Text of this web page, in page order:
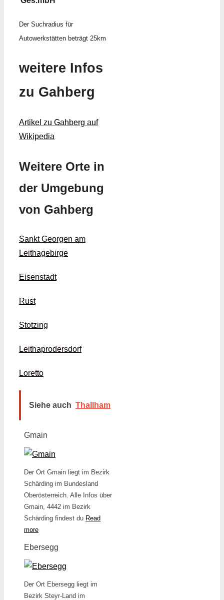
Der Suchradius für
Autowerkstätten beträgt 25km
weitere Infos
zu Gahberg
Artikel zu Gahberg auf
Wikipedia
Weitere Orte in
der Umgebung
von Gahberg
Sankt Georgen am
Leithagebirge
Eisenstadt
Rust
Stotzing
Leithaprodersdorf
Loretto
Siehe auch Thallham
Gmain
Der Ort Gmain liegt im Bezirk
Schärding im Bundesland
Oberösterreich. Alle Infos über
Gmain, 4442 im Bezirk
Schärding findest du Read
more
Ebersegg
Der Ort Ebersegg liegt im
Bezirk Steyr-Land im